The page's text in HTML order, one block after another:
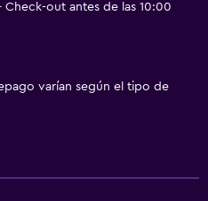
out antes de las 10:00
varían según el tipo de